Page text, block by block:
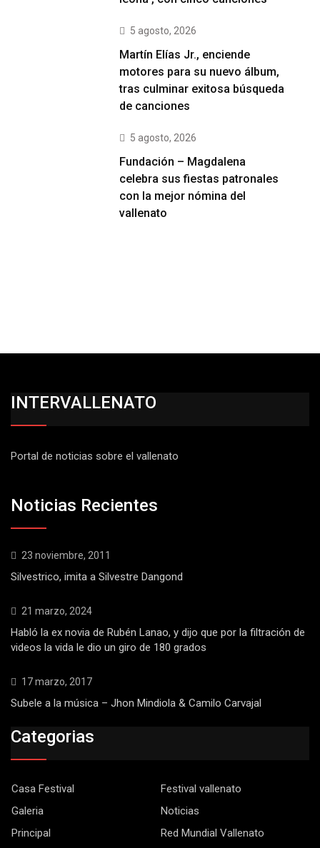
5 agosto, 2026
Martín Elías Jr., enciende
motores para su nuevo álbum,
tras culminar exitosa búsqueda
de canciones
5 agosto, 2026
Fundación – Magdalena
celebra sus fiestas patronales
con la mejor nómina del
vallenato
INTERVALLENATO
Portal de noticias sobre el vallenato
Noticias Recientes
23 noviembre, 2011
Silvestrico, imita a Silvestre Dangond
21 marzo, 2024
Habló la ex novia de Rubén Lanao, y dijo que por la filtración de
videos la vida le dio un giro de 180 grados
17 marzo, 2017
Subele a la música – Jhon Mindiola & Camilo Carvajal
Categorias
Casa Festival
Festival vallenato
Galeria
Noticias
Principal
Red Mundial Vallenato